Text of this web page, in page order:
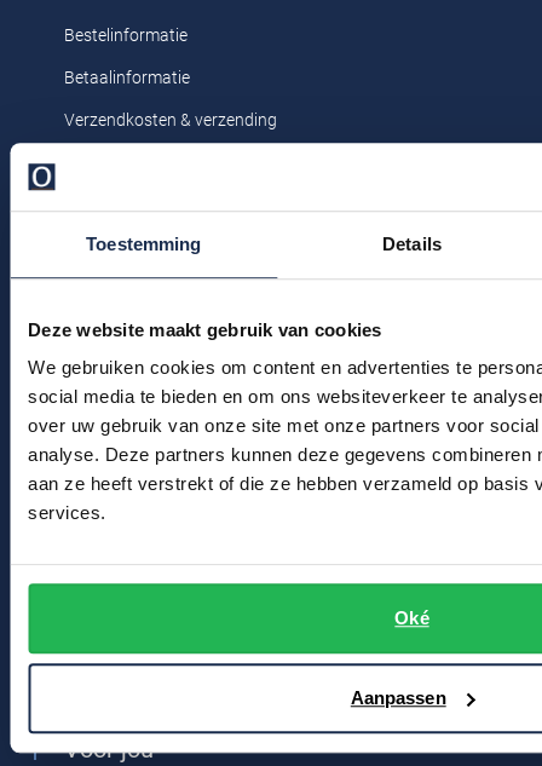
Toestemming Details
Deze website maakt gebruik van cookies
We gebruiken cookies om content en advertenties te
social media te bieden en om ons websiteverkeer te
over uw gebruik van onze site met onze partners voor
analyse. Deze partners kunnen deze gegevens combineren
aan ze heeft verstrekt of die ze hebben verzameld op basis
services.
Oké
Aanpassen
Seidensticker
Vanguard
Replay
Reset
Roy Robson
Slater
State of Art
Superdry
Thomas Maine
Tommy Hilfiger
UBR
Bestelinformatie
Betaalinformatie
Verzendkosten & verzending
Veelgestelde vragen
Klantenservice
Actievoorwaarden
Winkel
Winkel & Openingstijden
2311 CX Leiden
Voor jou